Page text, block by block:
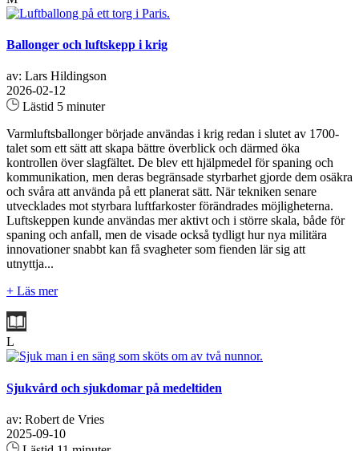
Ballonger och luftskepp i krig
av: Lars Hildingson
2026-02-12
Lästid 5 minuter
Varmluftsballonger började användas i krig redan i slutet av 1700-
talet som ett sätt att skapa bättre överblick och därmed öka
kontrollen över slagfältet. De blev ett hjälpmedel för spaning och
kommunikation, men deras begränsade styrbarhet gjorde dem osäkra
och svåra att använda på ett planerat sätt. När tekniken senare
utvecklades mot styrbara luftfarkoster förändrades möjligheterna.
Luftskeppen kunde användas mer aktivt och i större skala, både för
spaning och anfall, men de visade också tydligt hur nya militära
innovationer snabbt kan få svagheter som fienden lär sig att
utnyttja...
+ Läs mer
L
Sjukvård och sjukdomar på medeltiden
av: Robert de Vries
2025-09-10